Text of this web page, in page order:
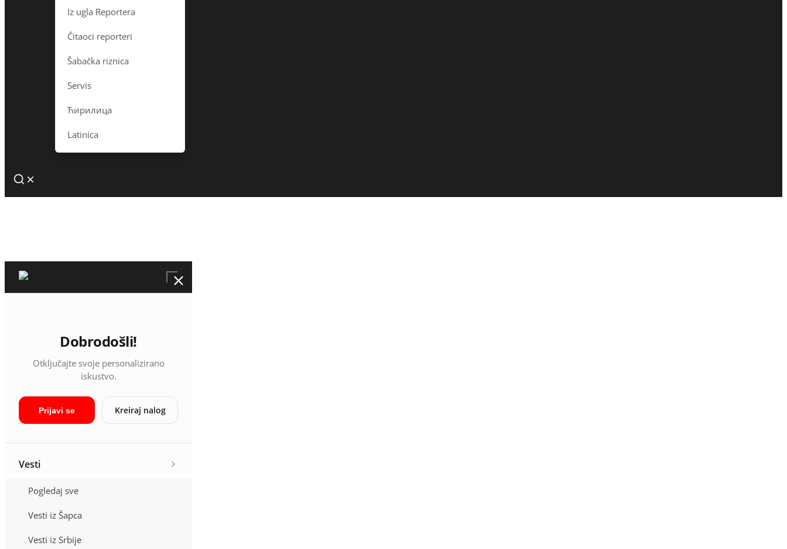
Iz ugla Reportera
Čitaoci reporteri
Šabačka riznica
Servis
Ћирилица
Latinica
Dobrodošli!
Otključajte svoje personalizirano
iskustvo.
Prijavi se Kreiraj nalog
Vesti
Pogledaj sve
Vesti iz Šapca
Vesti iz Srbije